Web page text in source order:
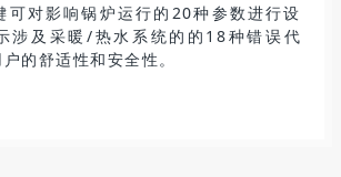
可对影响锅炉运行的20种参数进行设
涉及采暖/热水系统的的18种错误代
的舒适性和安全性。